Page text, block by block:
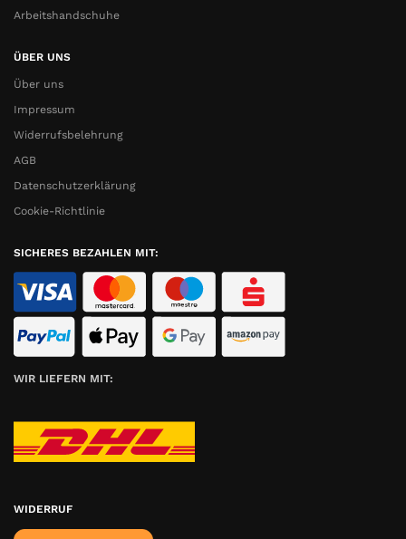
Arbeitshandschuhe
ÜBER UNS
Über uns
Impressum
Widerrufsbelehrung
AGB
Datenschutzerklärung
Cookie-Richtlinie
SICHERES BEZAHLEN MIT:
WIR LIEFERN MIT:
WIDERRUF